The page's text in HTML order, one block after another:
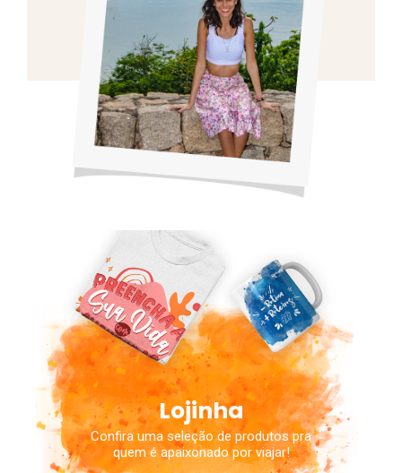
Lojinha
Confira uma seleção de produtos pra
quem é apaixonado por viajar!